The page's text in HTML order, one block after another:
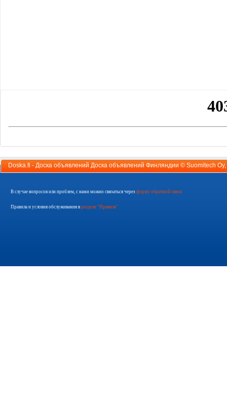
Doska.fi - Доска объявлений Доска объявлений Финляндии © Suomitech Oy
В случае вопросов или проблем, с нами можно связаться через форму обратной связи
Правила и условия обслуживания в разделе "Правила"